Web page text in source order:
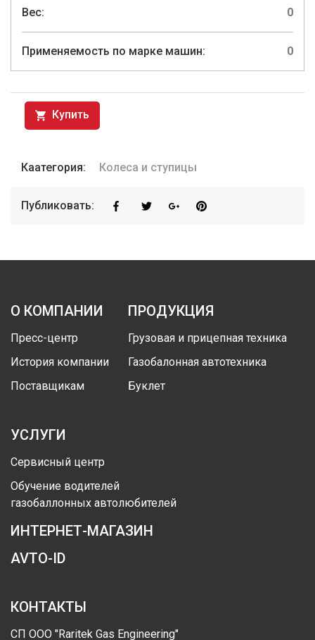
Вес: 0
Применяемость по марке машин: 0
Купить
Каатегория: Колеса и ступицы
Публиковать:
О КОМПАНИИ
Пресс-центр
История компании
Поставщикам
ПРОДУКЦИЯ
Грузовая и прицепная техника
Газобалонная автотехника
Буклет
УСЛУГИ
Сервисный центр
Обучение водителей
газобаллонных автолюбителей
ИНТЕРНЕТ-МАГАЗИН
AVTO-ID
КОНТАКТЫ
СП ООО "Raritek Gas Engineering"